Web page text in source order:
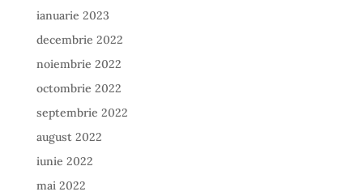
ianuarie 2023
decembrie 2022
noiembrie 2022
octombrie 2022
septembrie 2022
august 2022
iunie 2022
mai 2022